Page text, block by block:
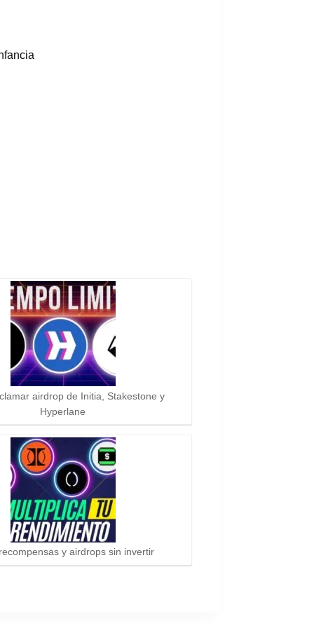
airdrop de Initia, Stakestone y
Hyperlane
y airdrops sin invertir